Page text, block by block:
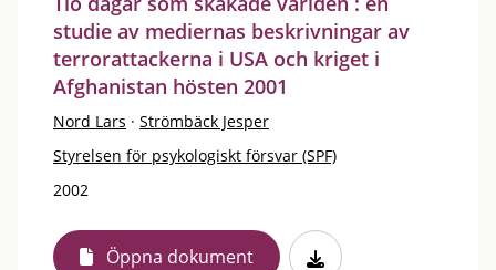
studie av mediernas beskrivningar av
terrorattackerna i USA och kriget i
Afghanistan hösten 2001
Nord Lars · Strömbäck Jesper
Styrelsen för psykologiskt försvar (SPF)
2002
Öppna dokument